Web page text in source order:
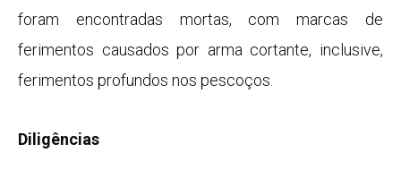
foram encontradas mortas, com marcas de
ferimentos causados por arma cortante, inclusive,
ferimentos profundos nos pescoços.
Diligências